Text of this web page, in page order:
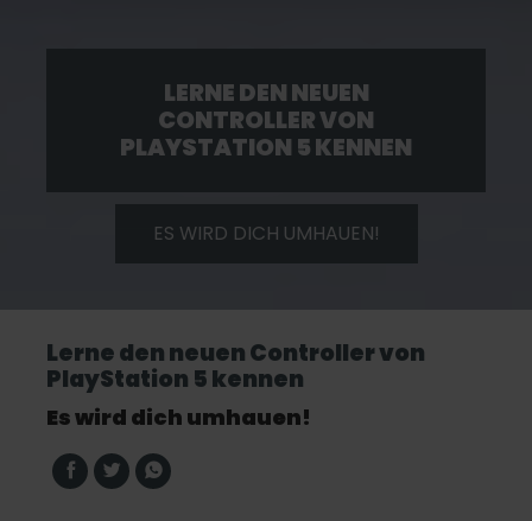
LERNE DEN NEUEN
CONTROLLER VON
PLAYSTATION 5 KENNEN
ES WIRD DICH UMHAUEN!
Lerne den neuen Controller von
PlayStation 5 kennen
Es wird dich umhauen!